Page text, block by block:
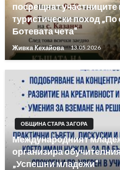
посрещнат
туристически поход „По
Ботевата чета“
Живка Кехайова 13.05.2026
ОБЩИНА СТАРА ЗАГОРА
Международният
организира
„Успешни младежи“